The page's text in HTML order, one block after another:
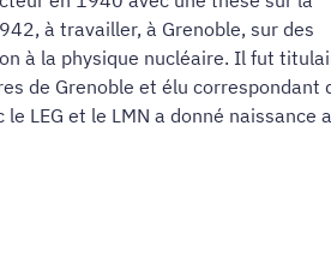
à travailler, à Grenoble, sur des
à la physique nucléaire. Il fut
de Grenoble et élu correspondant
LEG et le LMN a donné naissance